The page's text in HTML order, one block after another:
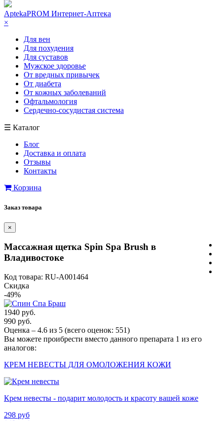
AptekaPROM Интернет-Аптека
×
Для вен
Для похудения
Для суставов
Мужское здоровье
От вредных привычек
От диабета
От кожных заболеваний
Офтальмология
Сердечно-сосудистая система
☰ Каталог
Блог
Доставка и оплата
Отзывы
Контакты
Корзина
Заказ товара
×
Массажная щетка Spin Spa Brush в
Владивостоке
Код товара: RU-A001464
Скидка
-49%
1940 руб.
990 руб.
Оценка – 4.6 из 5 (всего оценок: 551)
Вы можете проибрести вместо данного препарата 1 из его
аналогов:
КРЕМ НЕВЕСТЫ ДЛЯ ОМОЛОЖЕНИЯ КОЖИ
Крем невесты - подарит молодость и красоту вашей коже
298 руб